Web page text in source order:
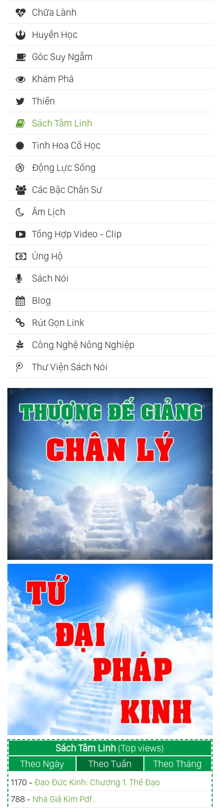
Chữa Lành
Huyền Học
Góc Suy Ngẫm
Khám Phá
Thiền
Sách Tâm Linh
Tinh Hoa Cổ Học
Động Lực Sống
Các Bậc Chân Sư
Âm Lịch
Tổng Hợp Video - Clip
Ủng Hộ
Sách Nói
Blog
Rút Gọn Link
Công Nghệ Nông Nghiệp
Thư Viện Sách Nói
Sách Tâm Linh (Top views)
Theo Ngày
Theo Tuần Theo Tháng
1170 -Đạo Đức Kinh: Chương 1. Thể Đạo
788 - Nhà Giả Kim Pdf